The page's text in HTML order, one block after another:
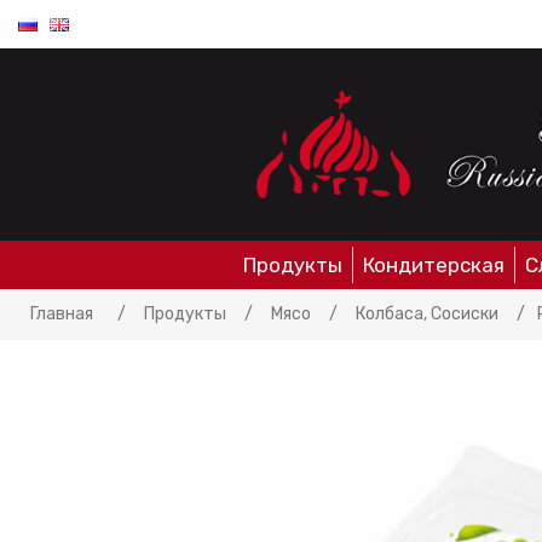
Продукты Кондитерская
Главная / Продукты / Мясо / Колбаса, Сосиски /